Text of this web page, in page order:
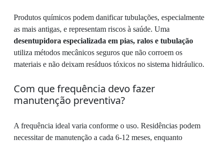
Produtos químicos podem danificar tubulações, especialmente
as mais antigas, e representam riscos à saúde. Uma
desentupidora especializada em pias, ralos e tubulação
utiliza métodos mecânicos seguros que não corroem os
materiais e não deixam resíduos tóxicos no sistema hidráulico.
Com que frequência devo fazer
manutenção preventiva?
A frequência ideal varia conforme o uso. Residências podem
necessitar de manutenção a cada 6-12 meses, enquanto